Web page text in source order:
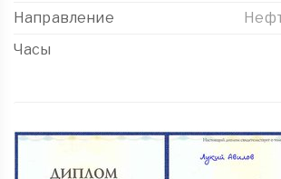
Направление
Часы